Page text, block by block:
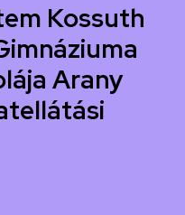
Kossuth
Arany